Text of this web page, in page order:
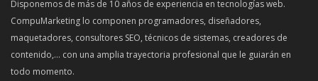
Disponemos de más de 10 años de experiencia en tecnologías web.
CompuMarketing lo componen programadores, diseñadores,
maquetadores, consultores SEO, técnicos de sistemas, creadores de
contenido,… con una amplia trayectoria profesional que le guiarán en
todo momento.